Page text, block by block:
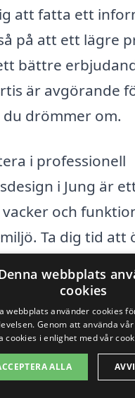
att fatta ett
på att ett lägre
bättre
är avgörande
drömmer om.
i professionell
i Jung är
vacker och
Ta dig tid att
det perfekta
gratis
webbplats
cookies
webbplats använder cookies
Genom att använda
cookies i enlighet med vår
ALLA